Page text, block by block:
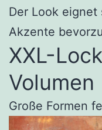
Der Look
Akzente
XXL-
Volumen
Große Formen